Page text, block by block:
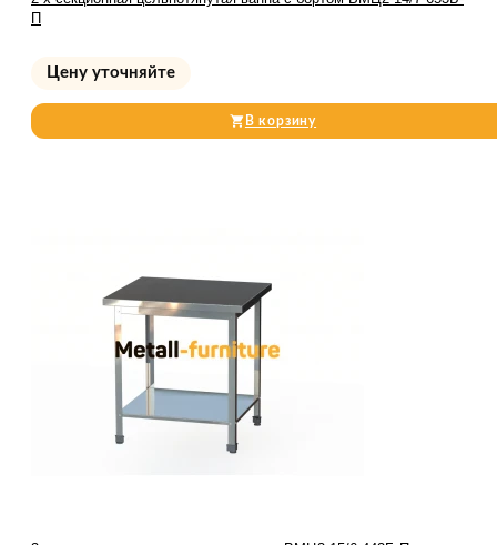
П
Цену уточняйте
В корзину